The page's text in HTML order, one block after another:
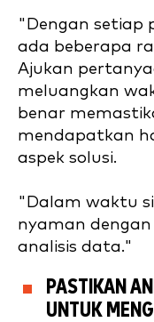
"Dengan setiap
ada beberapa
Ajukan
meluangkan
benar
mendapatkan
aspek solusi.
"Dalam waktu
nyaman
analisis data."
PASTIKAN
UNTUK